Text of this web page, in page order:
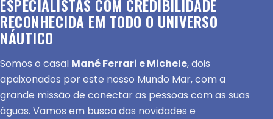
ESPECIALISTAS COM CREDIBILIDADE
RECONHECIDA EM TODO O UNIVERSO
NÁUTICO
Somos o casal Mané Ferrari e Michele, dois
apaixonados por este nosso Mundo Mar, com a
grande missão de conectar as pessoas com as suas
águas. Vamos em busca das novidades e